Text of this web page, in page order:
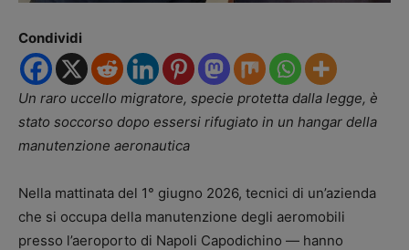
Condividi
Un raro uccello migratore, specie protetta dalla legge, è
stato soccorso dopo essersi rifugiato in un hangar della
manutenzione aeronautica
Nella mattinata del 1° giugno 2026, tecnici di un’azienda
che si occupa della manutenzione degli aeromobili
presso l’aeroporto di Napoli Capodichino — hanno